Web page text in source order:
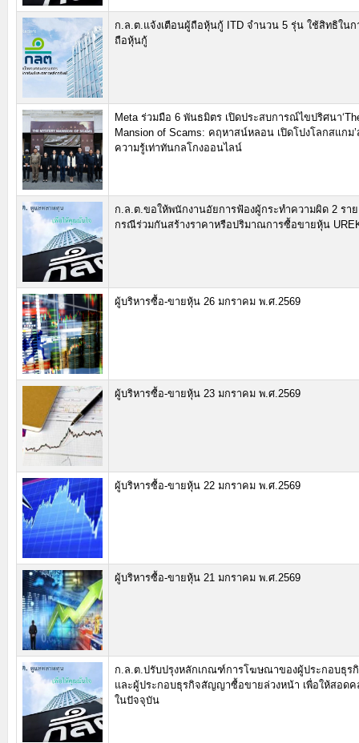
ก.ล.ต.แจ้งเตือนผู้ถือหุ้นกู้ ITD จำนวน 5 รุ่น ใช้สิทธิในก
ถือหุ้นกู้
Meta ร่วมมือ 6 พันธมิตร เปิดประสบการณ์ไขปริศนา
Mansion of Scams: คฤหาสน์หลอน เปิดโปงโลกสแกม’
ความรู้เท่าทันกลโกงออนไลน์
ก.ล.ต.ขอให้พนักงานอัยการฟ้องผู้กระทำความผิด 2 รา
กรณีร่วมกันสร้างราคาหรือปริมาณการซื้อขายหุ้น
ผู้บริหารซื้อ-ขายหุ้น 26 มกราคม พ.ศ.2569
ผู้บริหารซื้อ-ขายหุ้น 23 มกราคม พ.ศ.2569
ผู้บริหารซื้อ-ขายหุ้น 22 มกราคม พ.ศ.2569
ผู้บริหารซื้อ-ขายหุ้น 21 มกราคม พ.ศ.2569
ก.ล.ต.ปรับปรุงหลักเกณฑ์การโฆษณาของผู้ประกอบธุร
และผู้ประกอบธุรกิจสัญญาซื้อขายล่วงหน้า เพื่อให้สอดค
ในปัจจุบัน